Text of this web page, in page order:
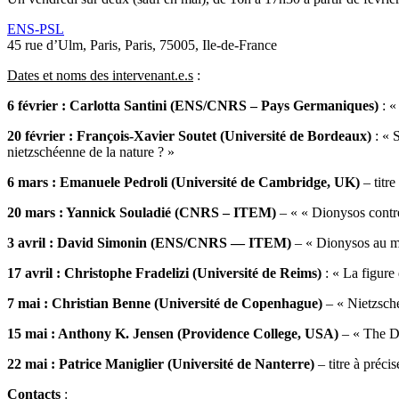
ENS-PSL
45 rue d’Ulm, Paris, Paris, 75005, Ile-de-France
Dates et noms des intervenant.e.s :
6 février : Carlotta Santini (ENS/CNRS – Pays Germaniques) :
20 février : François-Xavier Soutet (Université de Bordeaux) : «
nietzschéenne de la nature ? »
6 mars : Emanuele Pedroli (Université de Cambridge, UK) – titre
20 mars : Yannick Souladié (CNRS – ITEM) – « « Dionysos
3 avril : David Simonin (ENS/CNRS — ITEM) – « Dionysos au
17 avril : Christophe Fradelizi (Université de Reims) : « La figure
7 mai : Christian Benne (Université de Copenhague) – «
15 mai : Anthony K. Jensen (Providence College, USA) – « The
22 mai : Patrice Maniglier (Université de Nanterre) – titre à
Contacts :